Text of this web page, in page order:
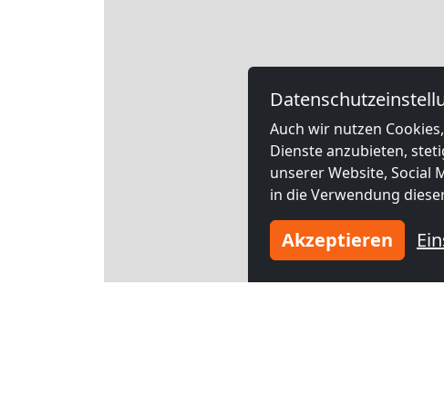
Auch wir nutzen
Dienste anzubieten,
unserer Website, Social
in die Verwendung
Akzeptieren